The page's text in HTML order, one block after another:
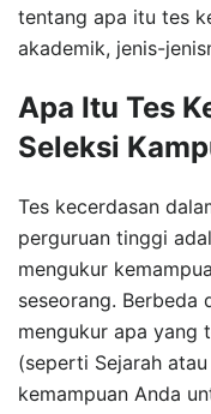
tentang apa itu tes
akademik, jenis-
Apa Itu Tes
Seleksi
Tes kecerdasan
perguruan tinggi
mengukur
seseorang. Berbeda
mengukur apa yang
(seperti Sejarah
kemampuan Anda